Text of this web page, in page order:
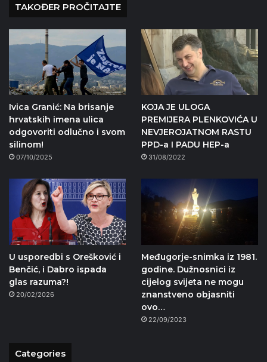
TAKOĐER PROČITAJTE
Ivica Granić: Na brisanje
hrvatskih imena ulica
odgovoriti odlučno i svom
silinom!
07/10/2025
KOJA JE ULOGA
PREMIJERA PLENKOVIĆA U
NEVJEROJATNOM RASTU
PPD-a I PADU HEP-a
31/08/2022
U usporedbi s Orešković i
Benčić, i Dabro ispada
glas razuma?!
20/02/2026
Međugorje-snimka iz 1981.
godine. Dužnosnici iz
cijelog svijeta ne mogu
znanstveno objasniti
ovo…
22/09/2023
Categories